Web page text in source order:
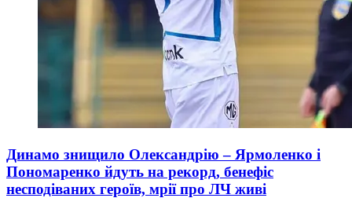
Динамо знищило Олександрію – Ярмоленко і
Пономаренко йдуть на рекорд, бенефіс
несподіваних героїв, мрії про ЛЧ живі